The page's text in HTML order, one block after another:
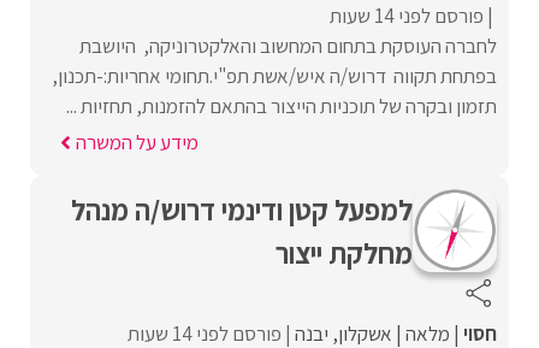
פורסם לפני 14 שעות
לחברה העוסקת בתחום המחשוב והאלקטרוניקה, היושבת
בפתחת תקווה דרוש/ה איש/אשת תפ"י.תחומי אחריות:-תכנון,
תזמון ובקרה של תוכניות הייצור בהתאם להזמנות, תחזיות ...
מידע על המשרה
למפעל קטן ודינמי דרוש/ה מנהל
מחלקת ייצור
חסוי מלאה אשקלון יבנה פורסם לפני 14 שעות